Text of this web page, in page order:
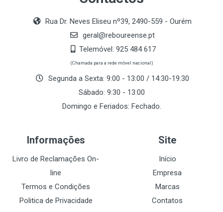
Rua Dr. Neves Eliseu nº39, 2490-559 - Ourém
geral@reboureense.pt
Telemóvel: 925 484 617
(Chamada para a rede móvel nacional)
Segunda a Sexta: 9:00 - 13:00 / 14:30-19:30
Sábado: 9:30 - 13:00
Domingo e Feriados: Fechado.
Informações
Livro de Reclamações On-
line
Termos e Condições
Politica de Privacidade
Site
Início
Empresa
Marcas
Contatos